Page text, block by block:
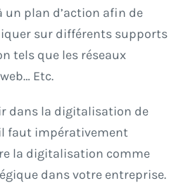
un plan d’action afin de
sur différents supports
tels que les réseaux
Etc.
dans la digitalisation de
faut impérativement
la digitalisation comme
dans votre entreprise.